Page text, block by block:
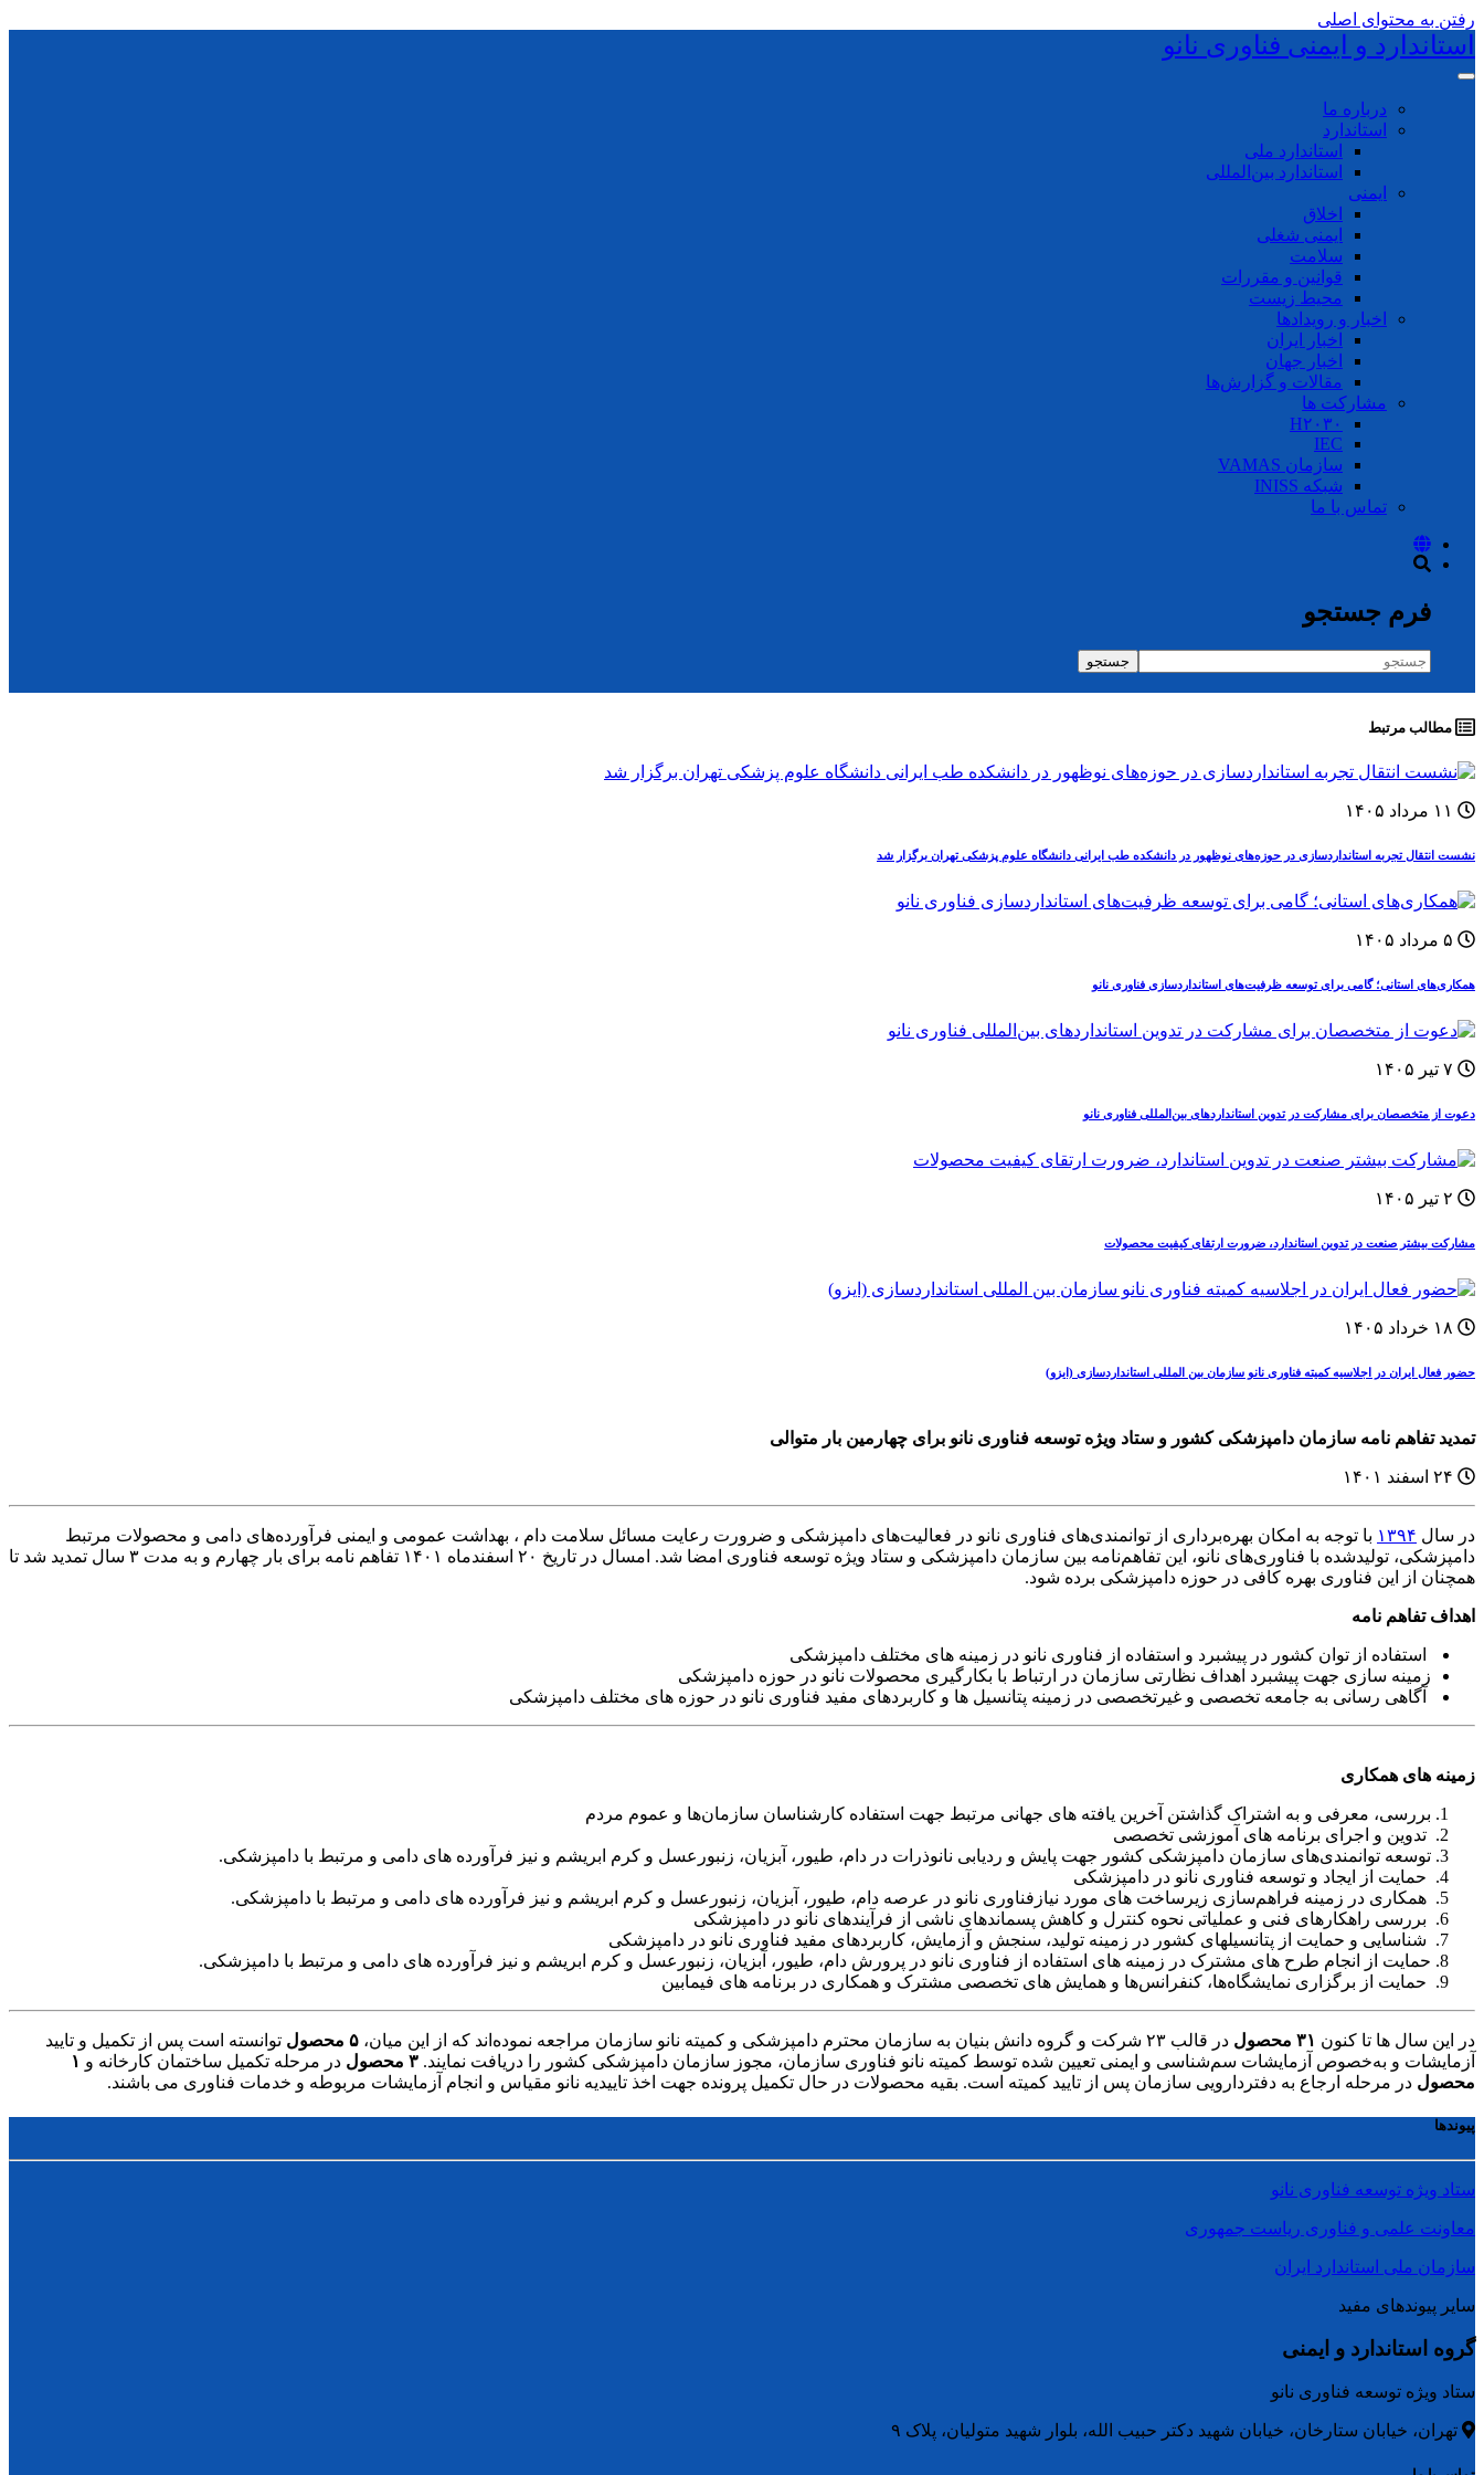
رفتن به محتوای اصلی
استاندارد و ایمنی فناوری نانو
درباره ما
استاندارد
استاندارد ملی
استاندارد بین‌المللی
ایمنی
اخلاق
ایمنی شغلی
سلامت
قوانین و مقررات
محیط زیست
اخبار و رویدادها
اخبار ایران
اخبار جهان
مقالات و گزارش‌ها
مشارکت ها
H۲۰۳۰
IEC
سازمان VAMAS
شبکه INISS
تماس با ما
فرم جستجو
جستجو
مطالب مرتبط
نشست انتقال تجربه استانداردسازی در حوزه‌های نوظهور در دانشکده طب ایرانی دانشگاه علوم پزشکی تهران برگزار شد
همکاری‌های استانی؛ گامی برای توسعه ظرفیت‌های استانداردسازی فناوری نانو
دعوت از متخصصان برای مشارکت در تدوین استانداردهای بین‌المللی فناوری نانو
مشارکت بیشتر صنعت در تدوین استاندارد، ضرورت ارتقای کیفیت محصولات
حضور فعال ایران در اجلاسیه کمیته فناوری نانو سازمان بین المللی استانداردسازی (ایزو)
تمدید تفاهم نامه سازمان دامپزشکی کشور و ستاد ویژه توسعه فناوری نانو برای چهارمین بار متوالی
در سال ۱۳۹۴ با توجه به امکان بهره‌برداری از توانمندی‌های فناوری نانو در فعالیت‌های دامپزشکی و ضرورت رعایت مسائل سلامت دام ، بهداشت عمومی و ایمنی فرآورده‌های دامی و محصولات مرتبط
دامپزشکی، تولیدشده با فناوری‌های نانو، این تفاهم‌نامه بین سازمان دامپزشکی و ستاد ویژه توسعه فناوری امضا شد. امسال در تاریخ ۲۰ اسفندماه ۱۴۰۱ تفاهم نامه برای بار چهارم و به مدت ۳ سال تمدید شد تا
همچنان از این فناوری بهره کافی در حوزه دامپزشکی برده شود.
اهداف تفاهم نامه
استفاده از توان کشور در پیشبرد و استفاده از فناوری نانو در زمینه های مختلف دامپزشکی
زمینه سازی جهت پیشبرد اهداف نظارتی سازمان در ارتباط با بکارگیری محصولات نانو در حوزه دامپزشکی
آگاهی رسانی به جامعه تخصصی و غیرتخصصی در زمینه پتانسیل ها و کاربردهای مفید فناوری نانو در حوزه های مختلف دامپزشکی
زمینه های همکاری
بررسی، معرفی و به اشتراک گذاشتن آخرین یافته های جهانی مرتبط جهت استفاده کارشناسان سازمان‌ها و عموم مردم
تدوین و اجرای برنامه های آموزشی تخصصی
توسعه توانمندی‌های سازمان دامپزشکی کشور جهت پایش و ردیابی نانوذرات در دام، طیور، آبزیان، زنبورعسل و کرم ابریشم و نیز فرآورده های دامی و مرتبط با دامپزشکی.
حمایت از ایجاد و توسعه فناوری نانو در دامپزشکی
همکاری در زمینه فراهم‌سازی زیرساخت های مورد نیازفناوری نانو در عرصه دام، طیور، آبزیان، زنبورعسل و کرم ابریشم و نیز فرآورده های دامی و مرتبط با دامپزشکی.
بررسی راهکارهای فنی و عملیاتی نحوه کنترل و کاهش پسماندهای ناشی از فرآیندهای نانو در دامپزشکی
شناسایی و حمایت از پتانسیلهای کشور در زمینه تولید، سنجش و آزمایش، کاربردهای مفید فناوری نانو در دامپزشکی
حمایت از انجام طرح های مشترک در زمینه های استفاده از فناوری نانو در پرورش دام، طیور، آبزیان، زنبورعسل و کرم ابریشم و نیز فرآورده های دامی و مرتبط با دامپزشکی.
حمایت از برگزاری نمایشگاه‌ها، کنفرانس‌ها و همایش های تخصصی مشترک و همکاری در برنامه های فیمابین
در این سال ها تا کنون ۳۱ محصول در قالب ۲۳ شرکت و گروه دانش بنیان به سازمان محترم دامپزشکی و کمیته نانو سازمان مراجعه نموده‌اند که از این میان، ۵ محصول
توانسته است پس از تکمیل و تایید
آزمایشات و به‌خصوص آزمایشات سم‌شناسی و ایمنی تعیین شده توسط کمیته نانو فناوری سازمان، مجوز سازمان دامپزشکی کشور را دریافت نمایند. ۳ محصول در مرحله تکمیل ساختمان کارخانه و ۱
محصول در مرحله ارجاع به دفتردارویی سازمان پس از تایید کمیته است. بقیه محصولات در حال تکمیل پرونده جهت اخذ تاییدیه نانو مقیاس و انجام آزمایشات مربوطه و خدمات فناوری می باشند.
پیوندها
ستاد ویژه توسعه فناوری نانو
معاونت علمی و فناوری ریاست جمهوری
سازمان ملی استاندارد ایران
سایر پیوندهای مفید
گروه استاندارد و ایمنی
ستاد ویژه توسعه فناوری نانو
تهران، خیابان ستارخان، خیابان شهید دکتر حبیب الله، بلوار شهید متولیان، پلاک ۹